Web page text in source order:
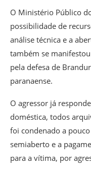
O Ministério Público
possibilidade de
análise técnica e a
também se
pela defesa de
paranaense.
O agressor já
doméstica, todos
foi condenado a
semiaberto e a
para a vítima, por